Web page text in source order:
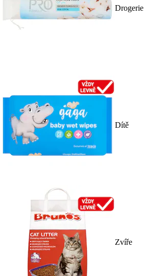
Drogerie
Dítě
Zvíře